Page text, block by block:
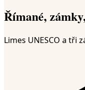
Římané,
Limes UNESCO a tři